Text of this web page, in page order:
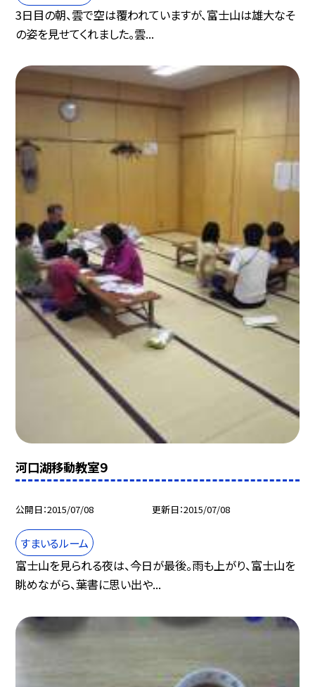
3日目の朝、雲で空は覆われていますが、富士山は雄大なそ
の姿を見せてくれました。雲...
河口湖移動教室９
公開日 2015/07/08 更新日 2015/07/08
すまいるルーム
富士山を見られる夜は、今日が最後。雨も上がり、富士山を
眺めながら、葉書に思い出や...